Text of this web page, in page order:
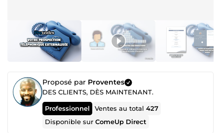
Proposé par Proventes
DES CLIENTS, DÈS MAINTENANT.
Professionnel Ventes au total427
Disponible surComeUp Direct